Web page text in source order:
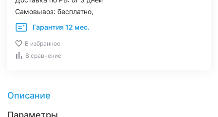
Самовывоз: бесплатно,
Гарантия 12 мес.
В избранное
В сравнение
Описание
Параметры